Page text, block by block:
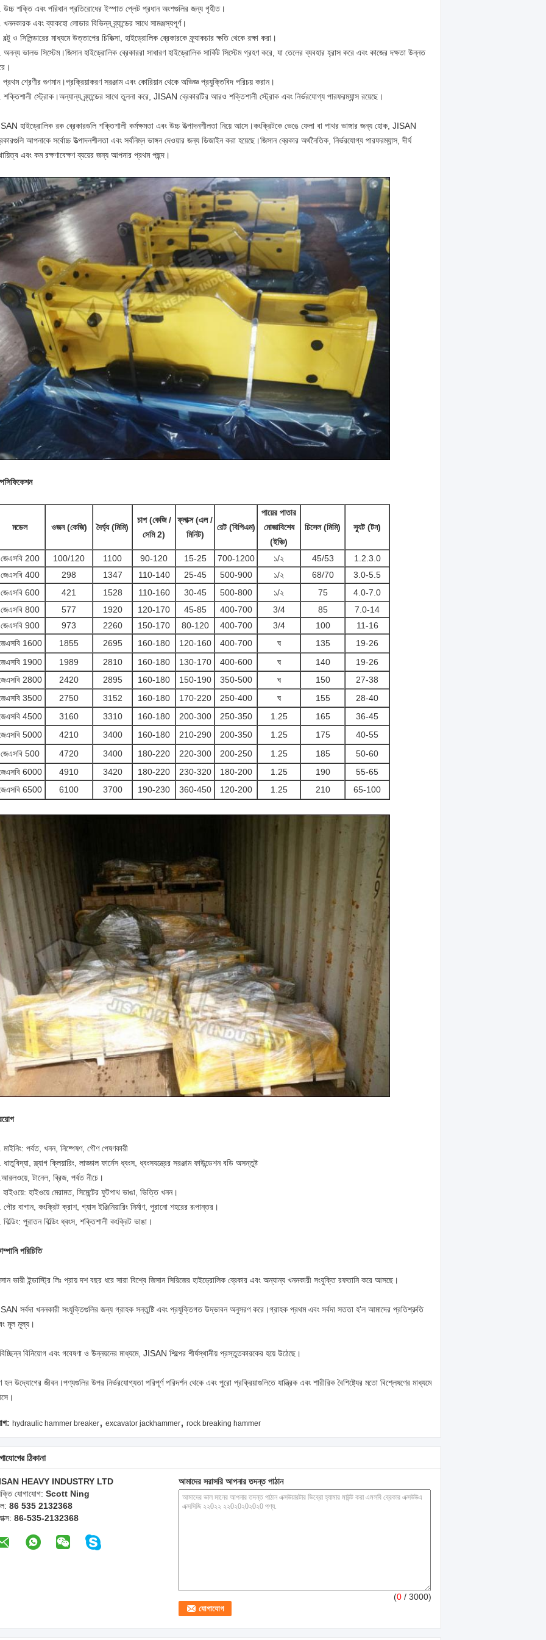
শক্তি এবং পরিধান প্রতিরোধের ইস্পাত প্লেট প্রধান অংশগুলির জন্য গৃহীত।
এবং ব্যাকহো লোডার বিভিন্ন ব্র্যান্ডের সাথে সামঞ্জস্যপূর্ণ।
ও সিলিন্ডারের মাধ্যমে উত্তাপের চিকিত্সা, হাইড্রোলিক ব্রেকারকে ফ্র্যাকচার ক্ষতি থেকে রক্ষা করা।
ভালভ সিস্টেম।জিসান হাইড্রোলিক ব্রেকাররা সাধারণ হাইড্রোলিক সার্কিট সিস্টেম গ্রহণ করে, যা তেলের ব্যবহার হ্রাস করে এবং কাজের দক্ষতা উন্নত
শ্রেণীর গুণমান।প্রক্রিয়াকরণ সরঞ্জাম এবং কোরিয়ান থেকে অভিজ্ঞ প্রযুক্তিবিদ পরিচয় করান।
স্ট্রোক।অন্যান্য ব্র্যান্ডের সাথে তুলনা করে, JISAN ব্রেকারটির আরও শক্তিশালী স্ট্রোক এবং নির্ভরযোগ্য পারফরম্যান্স রয়েছে।
হাইড্রোলিক রক ব্রেকারগুলি শক্তিশালী কর্মক্ষমতা এবং উচ্চ উত্পাদনশীলতা নিয়ে আসে।কংক্রিটকে ভেঙে ফেলা বা পাথর ভাঙ্গার জন্য হোক, JISAN
আপনাকে সর্বোচ্চ উত্পাদনশীলতা এবং সর্বনিম্ন ভাঙ্গন দেওয়ার জন্য ডিজাইন করা হয়েছে।জিসান ব্রেকার অর্থনৈতিক, নির্ভরযোগ্য পারফরম্যান্স, দীর্ঘ
এবং কম রক্ষণাবেক্ষণ ব্যয়ের জন্য আপনার প্রথম পছন্দ।
মডেল ওজন (কেজি) দৈর্ঘ্য (মিমি)
চাপ (কেজি /
সেমি 2)
ফ্লাক্স (এল /
মিনিট)
রেট (বিপিএম)
পায়ের পাতার
মোজাবিশেষ
(ইঞ্চি)
চিসেল (মিমি) স্যুট (টন)
জেএসবি 200 100/120 1100 90-120 15-25 700-1200 ১/২ 45/53
1.2.3.0
জেএসবি 400
298 1347 110-140 25-45 500-900 ১/২ 68/70
3.0-5.5
জেএসবি 600
421 1528 110-160 30-45 500-800 ১/২ 75
4.0-7.0
জেএসবি 800
577 1920 120-170 45-85 400-700 3/4 85
7.0-14
জেএসবি 900
973 2260 150-170 80-120 400-700 3/4 100
11-16
1600
1855 2695 160-180 120-160 400-700 ঘ 135
19-26
1900
1989 2810 160-180 130-170 400-600 ঘ 140
19-26
2800
2420 2895 160-180 150-190 350-500 ঘ 150
27-38
3500
2750 3152 160-180 170-220 250-400 ঘ 155
28-40
4500
3160 3310 160-180 200-300 250-350 1.25 165
36-45
5000
4210 3400 160-180 210-290 200-350 1.25 175
40-55
জেএসবি 500
4720 3400 180-220 220-300 200-250 1.25 185
50-60
6000
4910 3420 180-220 230-320 180-200 1.25 190
55-65
6500
6100 3700 190-230 360-450 120-200 1.25 210 65-100
পর্বত, খনন, নিষ্পেষণ, গৌণ পেষণকারী
স্ল্যাগ ক্লিয়ারিং, লাড্ডাল ফার্নেস ধ্বংস, ধ্বংসযন্ত্রের সরঞ্জাম ফাউন্ডেশন বডি অসন্তুষ্ট
টানেল, ব্রিজ, পর্বত নীচে।
হাইওয়ে মেরামত, সিমেন্টের ফুটপাথ ভাঙা, ভিত্তি খনন।
বাগান, কংক্রিট ক্রাশ, গ্যাস ইঞ্জিনিয়ারিং নির্মাণ, পুরানো শহরের রূপান্তর।
পুরাতন বিল্ডিং ধ্বংস, শক্তিশালী কংক্রিট ভাঙা।
পরিচিতি
ভারী ইন্ডাস্ট্রি লিঃ প্রায় দশ বছর ধরে সারা বিশ্বে জিসান সিরিজের হাইড্রোলিক ব্রেকার এবং অন্যান্য খননকারী সংযুক্তি রফতানি করে আসছে।
সর্বদা খননকারী সংযুক্তিগুলির জন্য গ্রাহক সন্তুষ্টি এবং প্রযুক্তিগত উদ্ভাবন অনুসরণ করে।গ্রাহক প্রথম এবং সর্বদা সততা হ'ল আমাদের প্রতিশ্রুতি
মূল মূল্য।
বিনিয়োগ এবং গবেষণা ও উন্নয়নের মাধ্যমে, JISAN শিল্পের শীর্ষস্থানীয় প্রস্তুতকারকের হয়ে উঠেছে।
হল উদ্যোগের জীবন।পণ্যগুলির উপর নির্ভরযোগ্যতা পরিপূর্ণ পরিদর্শন থেকে এবং পুরো প্রক্রিয়াগুলিতে যান্ত্রিক এবং শারীরিক বৈশিষ্ট্যের মতো বিশ্লেষণের মাধ্যমে
hydraulic hammer breaker, excavator jackhammer, rock breaking hammer
ঠিকানা
HEAVY INDUSTRY LTD
যোগাযোগ: Scott Ning
86 535 2132368
86-535-2132368
আমাদের সরাসরি আপনার তদন্ত পাঠান
(0 / 3000)